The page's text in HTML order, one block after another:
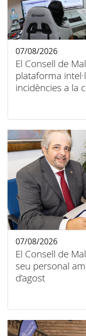
El Consell de
plataforma
incidències a la
07/08/2026
El Consell de
seu personal
d’agost
07/08/2026